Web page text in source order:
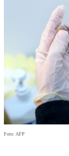
Foto: AFP